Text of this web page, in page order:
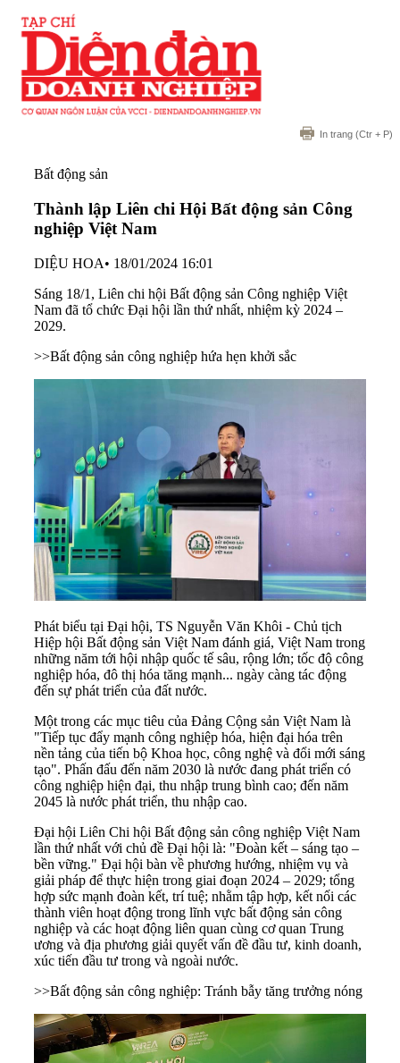
In trang (Ctr + P)
Bất động sản
Thành lập Liên chi Hội Bất động sản Công
nghiệp Việt Nam
DIỆU HOA• 18/01/2024 16:01
Sáng 18/1, Liên chi hội Bất động sản Công nghiệp Việt
Nam đã tổ chức Đại hội lần thứ nhất, nhiệm kỳ 2024 –
2029.
>>Bất động sản công nghiệp hứa hẹn khởi sắc
Phát biểu tại Đại hội, TS Nguyễn Văn Khôi - Chủ tịch
Hiệp hội Bất động sản Việt Nam đánh giá, Việt Nam trong
những năm tới hội nhập quốc tế sâu, rộng lớn; tốc độ công
nghiệp hóa, đô thị hóa tăng mạnh... ngày càng tác động
đến sự phát triển của đất nước.
Một trong các mục tiêu của Đảng Cộng sản Việt Nam là
"Tiếp tục đẩy mạnh công nghiệp hóa, hiện đại hóa trên
nền tảng của tiến bộ Khoa học, công nghệ và đổi mới sáng
tạo". Phấn đấu đến năm 2030 là nước đang phát triển có
công nghiệp hiện đại, thu nhập trung bình cao; đến năm
2045 là nước phát triển, thu nhập cao.
Đại hội Liên Chi hội Bất động sản công nghiệp Việt Nam
lần thứ nhất với chủ đề Đại hội là: "Đoàn kết – sáng tạo –
bền vững." Đại hội bàn về phương hướng, nhiệm vụ và
giải pháp để thực hiện trong giai đoạn 2024 – 2029; tổng
hợp sức mạnh đoàn kết, trí tuệ; nhằm tập hợp, kết nối các
thành viên hoạt động trong lĩnh vực bất động sản công
nghiệp và các hoạt động liên quan cùng cơ quan Trung
ương và địa phương giải quyết vấn đề đầu tư, kinh doanh,
xúc tiến đầu tư trong và ngoài nước.
>>Bất động sản công nghiệp: Tránh bẫy tăng trưởng nóng